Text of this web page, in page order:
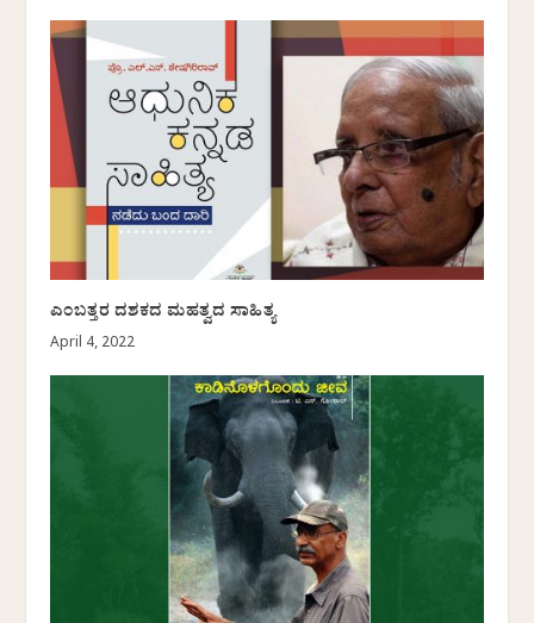
ಎಂಬತ್ತರ ದಶಕದ ಮಹತ್ವದ ಸಾಹಿತ್ಯ
April 4, 2022